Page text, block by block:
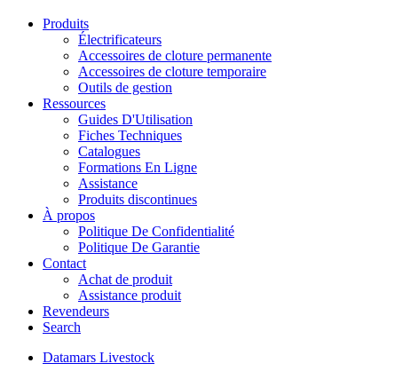
Produits
Électrificateurs
Accessoires de cloture permanente
Accessoires de cloture temporaire
Outils de gestion
Ressources
Guides D'Utilisation
Fiches Techniques
Catalogues
Formations En Ligne
Assistance
Produits discontinues
À propos
Politique De Confidentialité
Politique De Garantie
Contact
Achat de produit
Assistance produit
Revendeurs
Search
Datamars Livestock